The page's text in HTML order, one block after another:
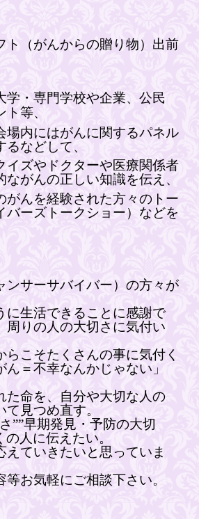
ト（がんからの贈り物）出前
学・専門学校や企業、公民
等、
場内にはがんに関するパネル
などして、
イズやドクターや医療関係者
がんの正しい知識を伝え、
がんを経験された方々のトー
バーズトークショー）などを
ンサーサバイバー）の方々が
に生活できることに感謝で
周りの人の大切さに気付い
らこそたくさんの事に気付く
ん＝不幸なんかじゃない」
た命を、自分や大切な人の
て見つめ直す。
””早期発見・予防の大切
人に伝えたい。
えていきたいと思っていま
お気軽にご相談下さい。